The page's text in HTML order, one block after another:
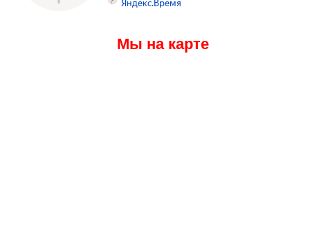
Мы на карте